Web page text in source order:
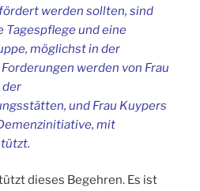
werden sollten, sind
und eine
möglichst in der
werden von Frau
der
und Frau Kuypers
mit
dieses Begehren. Es ist